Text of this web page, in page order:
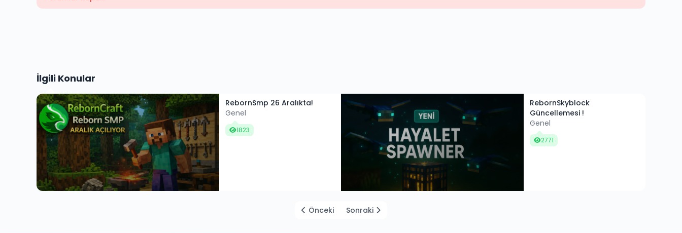
İlgili Konular
RebornSmp 26 Aralıkta!
Genel
1823
RebornSkyblock
Güncellemesi !
Genel
2771
Önceki Sonraki